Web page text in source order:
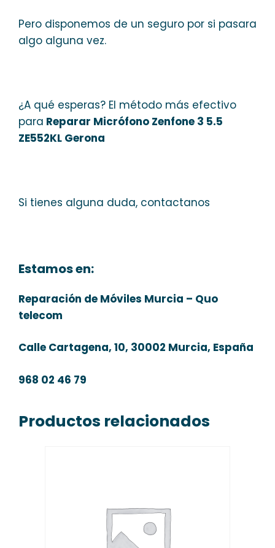
Pero disponemos de un seguro por si pasara
algo alguna vez.
¿A qué esperas? El método más efectivo
para Reparar Micrófono Zenfone 3 5.5
ZE552KL Gerona
Si tienes alguna duda, contactanos
Estamos en:
Reparación de Móviles Murcia – Quo
telecom
Calle Cartagena, 10, 30002 Murcia, España
968 02 46 79
Productos relacionados